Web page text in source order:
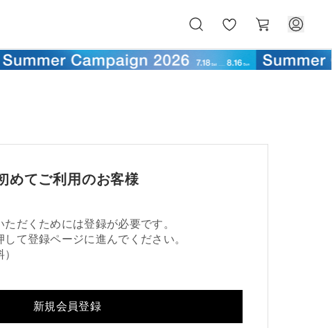
気
に
ー
ト
めてご利用のお客様
だくためには登録が必要です。
して登録ページに進んでください。
新規会員登録